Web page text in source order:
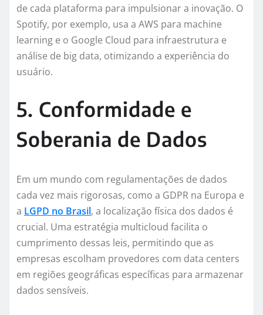
de cada plataforma para impulsionar a inovação. O
Spotify, por exemplo, usa a AWS para machine
learning e o Google Cloud para infraestrutura e
análise de big data, otimizando a experiência do
usuário.
5. Conformidade e
Soberania de Dados
Em um mundo com regulamentações de dados
cada vez mais rigorosas, como a GDPR na Europa e
a LGPD no Brasil, a localização física dos dados é
crucial. Uma estratégia multicloud facilita o
cumprimento dessas leis, permitindo que as
empresas escolham provedores com data centers
em regiões geográficas específicas para armazenar
dados sensíveis.